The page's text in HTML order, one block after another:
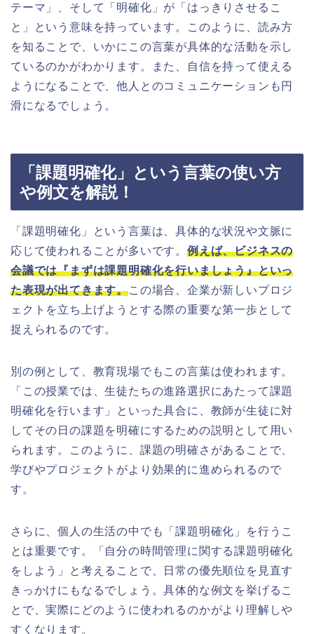
テーマ」、そして「明確化」が「はっきりさせるこ
と」という意味を持っています。このように、読み方
を知ることで、いかにこの言葉が具体的な活動を示し
ているのかがわかります。また、自信を持って使える
ようになることで、他人とのコミュニケーションも円
滑になるでしょう。
「課題明確化」という言葉の使い方
や例文を解説！
「課題明確化」という言葉は、具体的な状況や文脈に
応じて使われることが多いです。 例えば、ビジネスの
会議では『まずは課題明確化を行いましょう』といっ
た表現が出てきます。この場合、企業が新しいプロジ
ェクトを立ち上げようとする際の重要な第一歩として
捉えられるのです。
別の例として、教育現場でもこの言葉は使われます。
「この授業では、生徒たちの進路選択にあたって課題
明確化を行います」といった具合に、教師が生徒に対
してその日の課題を明確にするための説明として用い
られます。このように、課題の明確さがあることで、
学びやプロジェクトがより効果的に進められるので
す。
さらに、個人の生活の中でも「課題明確化」を行うこ
とは重要です。「自分の時間管理に関する課題明確化
をしよう」と考えることで、日常の優先順位を見直す
きっかけにもなるでしょう。具体的な例文を挙げるこ
とで、実際にどのように使われるのかがより理解しや
すくなります。